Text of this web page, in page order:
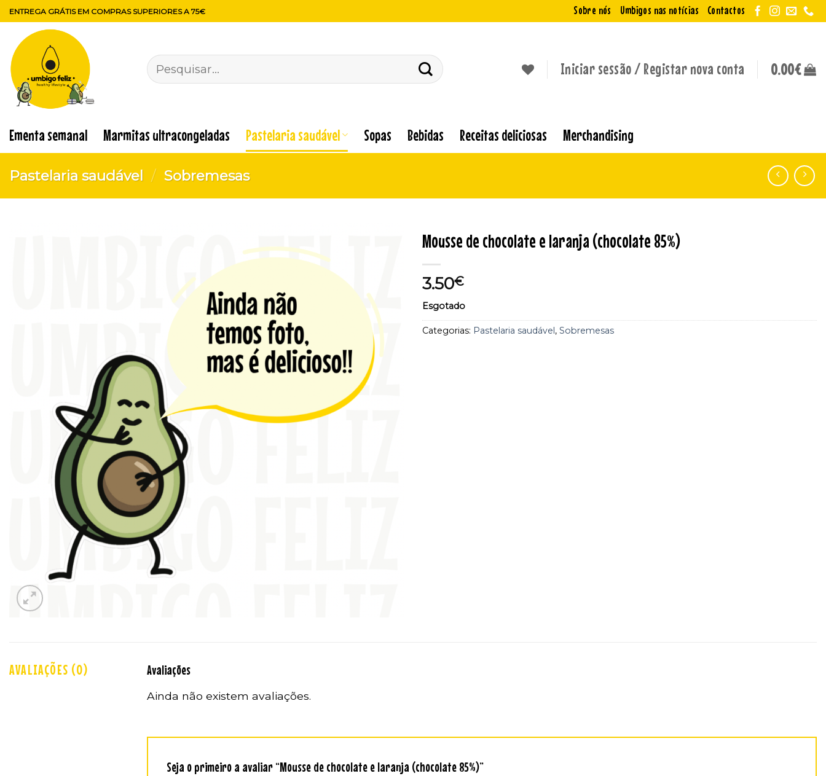
Skip
to
content
ENTREGA GRÁTIS EM COMPRAS SUPERIORES A 75€ Sobre nós Umbigos nas notícias Contactos
Pesquisar
por:
Iniciar sessão / Registar nova conta 0.00€
Ementa semanal Marmitas ultracongeladas Pastelaria saudável Sopas Bebidas Receitas deliciosas Merchandising
Pastelaria saudável / Sobremesas
favoritos
Mousse de chocolate e laranja (chocolate 85%)
3.50€
Esgotado
Categorias: Pastelaria saudável, Sobremesas
AVALIAÇÕES (0) Avaliações
Ainda não existem avaliações.
Seja o primeiro a avaliar “Mousse de chocolate e laranja (chocolate 85%)”